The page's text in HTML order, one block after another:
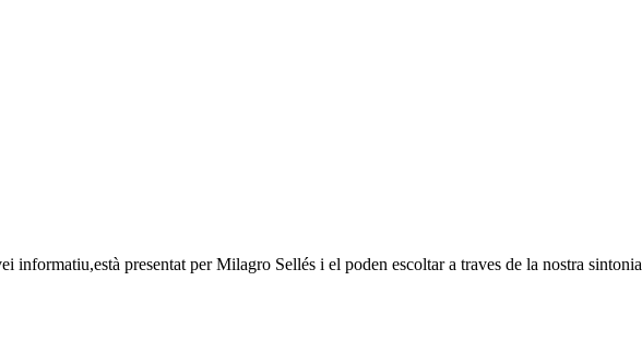
informatiu,està presentat per Milagro Sellés i el poden escoltar a traves de la nostra